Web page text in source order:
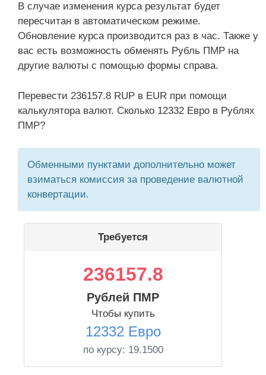
В случае изменения курса результат будет
пересчитан в автоматическом режиме.
Обновление курса производится раз в час. Также у
вас есть возможность обменять Рубль ПМР на
другие валюты с помощью формы справа.
Перевести 236157.8 RUP в EUR при помощи
калькулятора валют. Сколько 12332 Евро в Рублях
ПМР?
Обменными пунктами дополнительно может
взиматься комиссия за проведение валютной
конвертации.
Требуется
236157.8
Рублей ПМР
Чтобы купить
12332 Евро
по курсу: 19.1500